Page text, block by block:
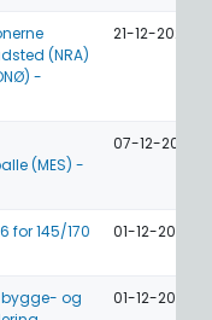
(NRA)
-
21-12-2026
(MES) -
07-12-2026
for 145/170
01-12-2026
bygge- og
01-12-2026